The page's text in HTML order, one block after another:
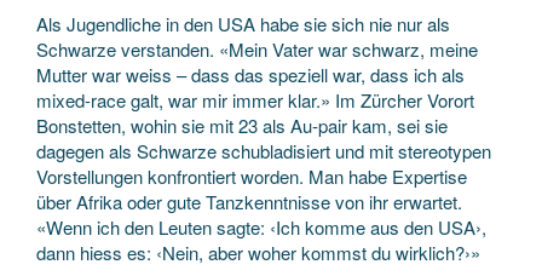
Als Jugendliche in den USA habe sie sich nie nur als
Schwarze verstanden. «Mein Vater war schwarz, meine
Mutter war weiss – dass das speziell war, dass ich als
mixed-race galt, war mir immer klar.» Im Zürcher Vorort
Bonstetten, wohin sie mit 23 als Au-pair kam, sei sie
dagegen als Schwarze schubladisiert und mit stereotypen
Vorstellungen konfrontiert worden. Man habe Expertise
über Afrika oder gute Tanzkenntnisse von ihr erwartet.
«Wenn ich den Leuten sagte: ‹Ich komme aus den USA›,
dann hiess es: ‹Nein, aber woher kommst du wirklich?›»